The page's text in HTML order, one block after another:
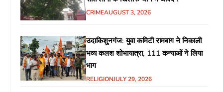
CRIMEAUGUST 3, 2026
उदाकिशुनगंज: युवा कमिटी रामबाग ने निकाली
भव्य कलश शोभायात्रा, 111 कन्याओं ने लिया
भाग
RELIGIONJULY 29, 2026